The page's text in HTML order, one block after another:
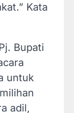
Kata
Bupati
untuk
adil,